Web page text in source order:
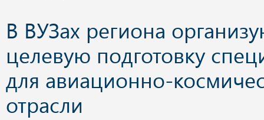
В ВУЗах региона
целевую подготовку
для авиационно-
отрасли